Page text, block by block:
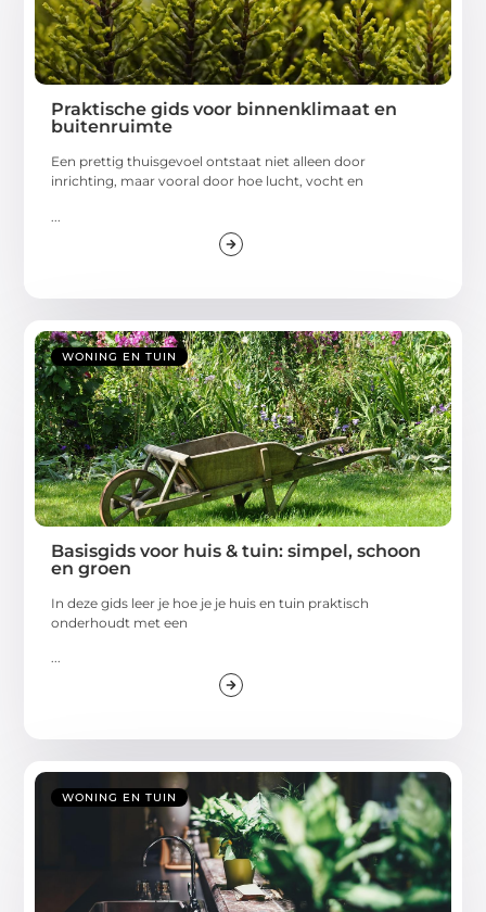
Praktische gids voor binnenklimaat en
buitenruimte
Een prettig thuisgevoel ontstaat niet alleen door
inrichting, maar vooral door hoe lucht, vocht en
WONING EN TUIN
Basisgids voor huis & tuin: simpel, schoon
en groen
In deze gids leer je hoe je je huis en tuin praktisch
onderhoudt met een
...
WONING EN TUIN